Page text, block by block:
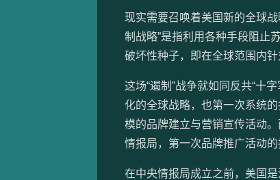
现实需要召唤着美国新的全球战
制战略”是指利用各种手段阻止
破坏性种子，即在全球范围内
这场“遏制”战争就如同反共“十
化的全球战略，也第一次系统
模的品牌建立与营销宣传活动
情报局，第一次品牌推广活动的
在中央情报局成立之前，美国